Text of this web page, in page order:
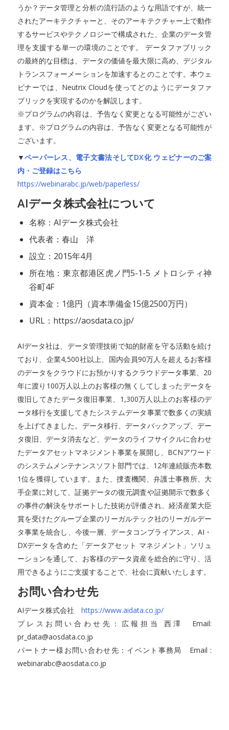
うか？データ管理と分析の流行語のような用語ですが、統一
されたアーキテクチャーと、そのアーキテクチャー上で動作
するサービスやテクノロジーで構成された、企業のデータ管
理を支援する単一の環境のことです。 データファブリック
の最終的な目標は、データの価値を最大限に高め、デジタル
トランスフォーメーションを加速するとのことです。本ウェ
ビナーでは、Neutrix Cloudを使ってどのようにデータファ
ブリックを実現するのかを解説します。
※プログラムの内容は、予告なく変更となる可能性がござい
ます。※プログラムの内容は、予告なく変更となる可能性が
ございます。
▼ペーパーレス、電子文書法そしてDX化 ウェビナーのご案
内・ご登録はこちら
https://webinarabc.jp/web/paperless/
AIデータ株式会社について
名称：AIデータ株式会社
代表者：春山 洋
設立：2015年4月
所在地：東京都港区虎ノ門5-1-5 メトロシティ神
谷町4F
資本金：1億円（資本準備金15億2500万円）
URL：https://aosdata.co.jp/
AIデータ社は、データ管理技術で知的財産を守る活動を続け
ており、企業4,500社以上、国内会員90万人を超えるお客様
のデータをクラウドにお預かりするクラウドデータ事業、20
年に渡り100万人以上のお客様の無くしてしまったデータを
復旧してきたデータ復旧事業、1,300万人以上のお客様のデ
ータ移行を支援してきたシステムデータ事業で数多くの実績
を上げてきました。データ移行、データバックアップ、デー
タ復旧、データ消去など、データのライフサイクルに合わせ
たデータアセットマネジメント事業を展開し、BCNアワード
のシステムメンテナンスソフト部門では、12年連続販売本数
1位を獲得しています。また、捜査機関、弁護士事務所、大
手企業に対して、証拠データの復元調査や証拠開示で数多く
の事件の解決をサポートした技術が評価され、経済産業大臣
賞を受けたグループ企業のリーガルテック社のリーガルデー
タ事業を統合し、今後一層、データコンプライアンス、AI・
DXデータを含めた「データアセット マネジメント」ソリュ
ーションを通して、お客様のデータ資産を総合的に守り、活
用できるようにご支援することで、社会に貢献いたします。
お問い合わせ先
AIデータ株式会社 https://www.aidata.co.jp/
プレスお問い合わせ先：広報担当 西澤 Email:
pr_data@aosdata.co.jp
パートナー様お問い合わせ先：イベント事務局 Email :
webinarabc@aosdata.co.jp